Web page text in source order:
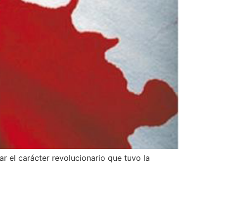
el carácter revolucionario que tuvo la